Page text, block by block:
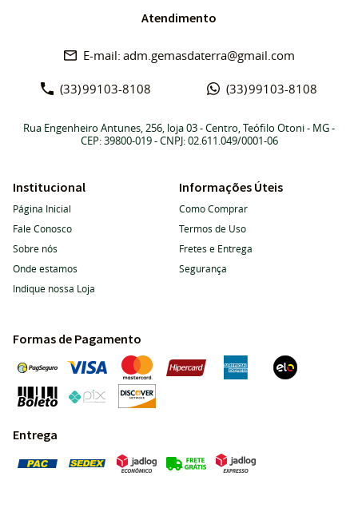
Atendimento
(33)99103-8108 (33)99103-8108
adm.gemasdaterra@gmail.com
Rua Engenheiro Antunes, 256, loja 03-Centro, Teófilo Otoni- MG-
CEP: 39800-019- CNPJ: 02.611.049/0001-06
Institucional
Página Inicial
Fale Conosco
Sobre nós
Onde estamos
Indique nossa Loja
Informações Úteis
Como Comprar
Termos de Uso
Fretes e Entrega
Segurança
Formas de Pagamento
Entrega